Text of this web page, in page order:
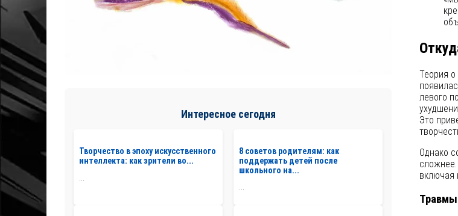
Интересное сегодня
Творчество в эпоху искусственного
интеллекта: как зрители во...
8 советов родителям: как
поддержать детей после
школьного на...
Теория о
левого
Это
Однако
включая